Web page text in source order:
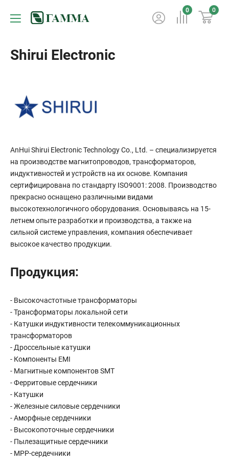
0 0
Shirui Electronic
AnHui Shirui Electronic Technology Co., Ltd. – специализируется
на производстве магнитопроводов, трансформаторов,
индуктивностей и устройств на их основе. Компания
сертифицирована по стандарту ISO9001: 2008. Производство
прекрасно оснащено различными видами
высокотехнологичного оборудования. Основываясь на 15-
летнем опыте разработки и производства, а также на
сильной системе управления, компания обеспечивает
высокое качество продукции.
Продукция:
- Высокочастотные трансформаторы
- Трансформаторы локальной сети
- Катушки индуктивности телекоммуникационных
трансформаторов
- Дроссельные катушки
- Компоненты EMI
- Магнитные компонентов SMT
- Ферритовые сердечники
- Катушки
- Железные силовые сердечники
- Аморфные сердечники
- Высокопоточные сердечники
- Пылезащитные сердечники
- MPP-сердечники